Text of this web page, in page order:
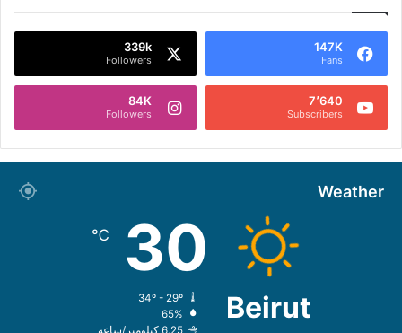
147K
Fans
339k
Followers
7٬640
Subscribers
84K
Followers
Weather
Beirut
30
℃
65%
6.25 كيلومتر/ساعة